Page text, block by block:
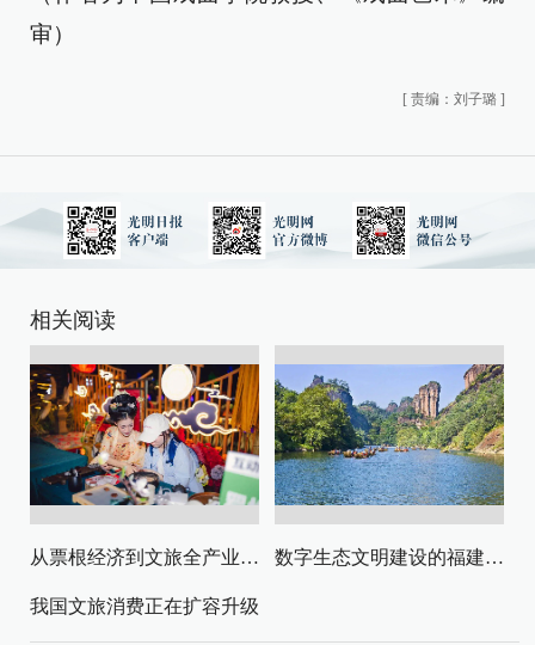
审）
[ 责编：刘子璐 ]
相关阅读
从票根经济到文旅全产业链升级 数字生态文明建设的福建路径与启示
我国文旅消费正在扩容升级